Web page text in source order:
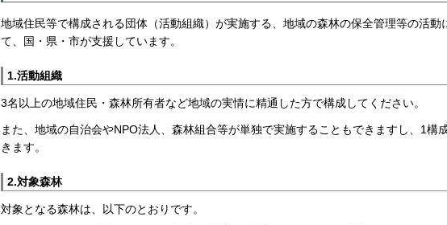
地域住民等で構成される団体（活動組織）が実施する、地域の森林の保全管理等の活動
て、国・県・市が支援しています。
1.活動組織
3名以上の地域住民・森林所有者など地域の実情に精通した方で構成してください。
また、地域の自治会やNPO法人、森林組合等が単独で実施することもできますし、1構
きます。
2.対象森林
対象となる森林は、以下のとおりです。